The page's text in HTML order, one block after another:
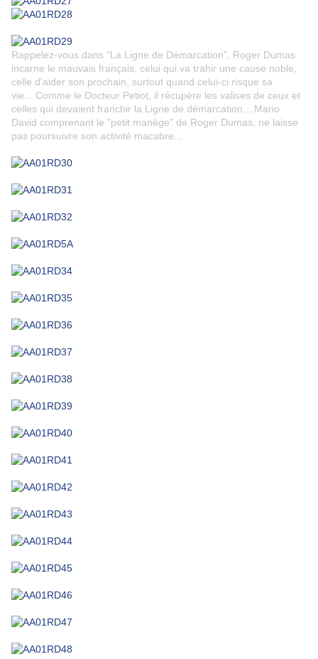
Rappelez-vous dans "La Ligne de Démarcation", Roger Dumas
incarne le mauvais français, celui qui va trahir une cause noble,
celle d'aider son prochain, surtout quand celui-ci risque sa
vie....Comme le Docteur Petiot, il récupère les valises de ceux et
celles qui devaient franchir la Ligne de démarcation....Mario
David comprenant le "petit manège" de Roger Dumas, ne laisse
pas poursuivre son activité macabre...